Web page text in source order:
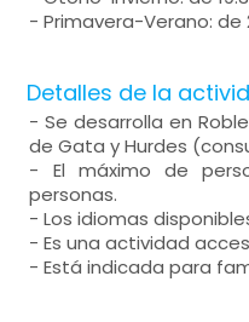
- Primavera-Verano: de
Detalles de la
- Se desarrolla en
de Gata y Hurdes
- El máximo de
personas.
- Los idiomas
- Es una actividad
- Está indicada para